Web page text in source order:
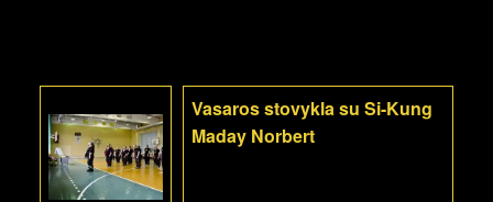
Vasaros stovykla su Si-Kung
Maday Norbert